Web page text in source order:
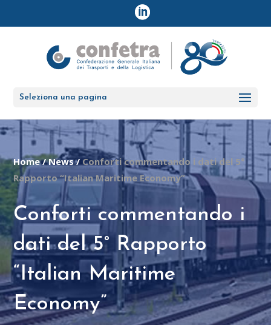
Seleziona una pagina
Home/News/ Conforti commentando i dati del 5°
Rapporto “Italian Maritime Economy”
Conforti commentando i
dati del 5° Rapporto
“Italian Maritime
Economy”